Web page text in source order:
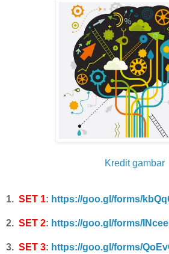
Kredit gambar
1. SET 1: https://goo.gl/forms/
2. SET 2: https://goo.gl/forms/
3. SET 3: https://goo.gl/forms/